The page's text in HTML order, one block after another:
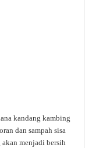
kandang kambing
dan sampah sisa
menjadi bersih